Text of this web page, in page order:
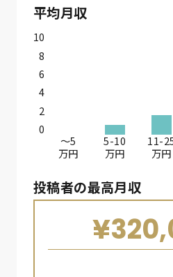
平均月収
10
8
6
4
2
0
〜5
万円
5-10
万円
11-
万円
投稿者の最高月収